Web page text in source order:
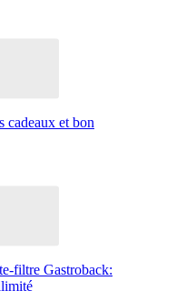
cadeaux et bon
filtre Gastroback: